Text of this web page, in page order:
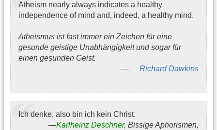
Atheism nearly always indicates a healthy
independence of mind and, indeed, a healthy mind.
Atheismus ist fast immer ein Zeichen für eine
gesunde geistige Unabhängigkeit und sogar für
einen gesunden Geist.
Richard Dawkins
Ich denke, also bin ich kein Christ.
Karlheinz Deschner, Bissige Aphorismen,